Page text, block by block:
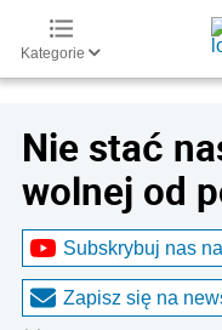
Kategorie
Nie stać
wolnej od
Subskrybuj nas
Zapisz się na